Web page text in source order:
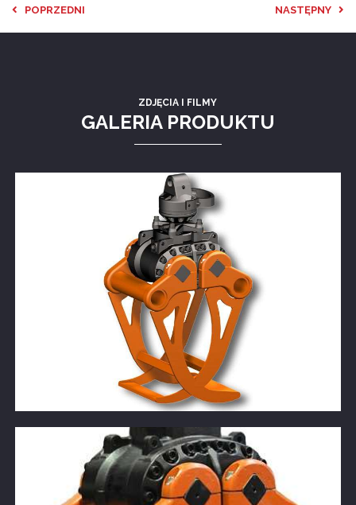
POPRZEDNI
NASTĘPNY
GALERIA PRODUKTU
ZDJĘCIA I FILMY